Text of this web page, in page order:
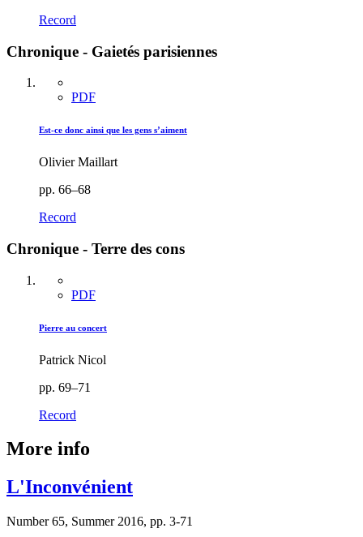
Record
Chronique - Gaietés parisiennes
PDF
Est-ce donc ainsi que les gens s’aiment
Olivier Maillart
pp. 66–68
Record
Chronique - Terre des cons
PDF
Pierre au concert
Patrick Nicol
pp. 69–71
Record
More info
L'Inconvénient
Number 65, Summer 2016, pp. 3-71